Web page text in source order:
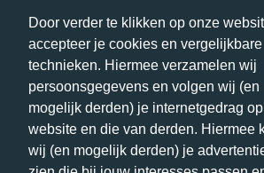
Door verder te klikken op onze
accepteer je cookies en vergelijkbare
technieken. Hiermee verzamelen wij
persoonsgegevens en volgen wij (en
mogelijk derden) je internetgedrag
website en die van derden. Hiermee
wij (en mogelijk derden) je
Betaalmethodes
Account